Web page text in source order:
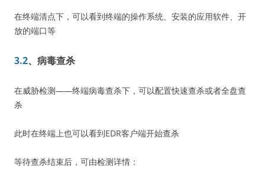
在终端清点下，可以看到终端的操作系统、安装的应用软件、开
放的端口等
3.2、病毒查杀
在威胁检测——终端病毒查杀下，可以配置快速查杀或者全盘查
杀
此时在终端上也可以看到EDR客户端开始查杀
等待查杀结束后，可由检测详情：